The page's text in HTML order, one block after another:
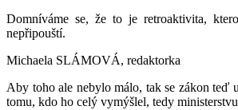
Domníváme se, že to je retroaktivita,
nepřipouští.
Michaela SLÁMOVÁ, redaktorka
Aby toho ale nebylo málo, tak se zákon teď
tomu, kdo ho celý vymýšlel, tedy